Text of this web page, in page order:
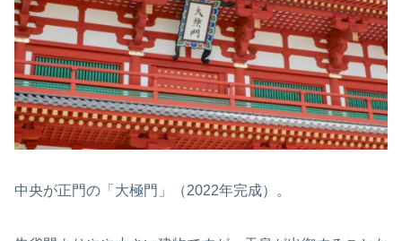
中央が正門の「大極門」（2022年完成）。